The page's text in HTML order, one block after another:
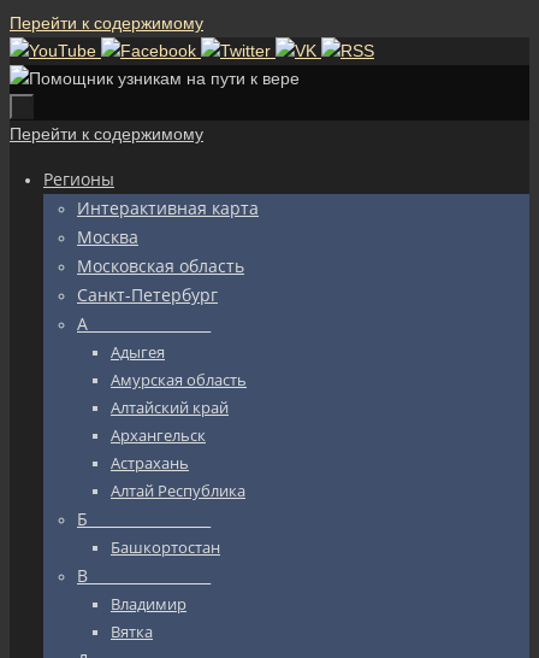
Перейти к содержимому
Перейти к содержимому
Регионы
Интерактивная карта
Москва
Московская область
Санкт-Петербург
А_________________
Адыгея
Амурская область
Алтайский край
Архангельск
Астрахань
Алтай Республика
Б_________________
Башкортостан
В_________________
Владимир
Вятка